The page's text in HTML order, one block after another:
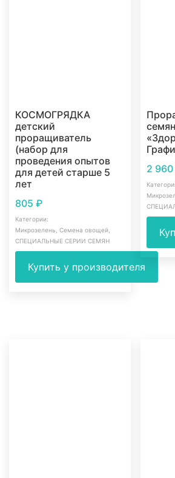
КОСМОГРЯДКА
детский
проращиватель
(набор для
проведения опытов
для детей старше 5
лет
805 ₽
Категории:
Микрозелень Семена овощей
СПЕЦИАЛЬНЫЕ СЕРИИ СЕМЯН
Купить у производителя
2